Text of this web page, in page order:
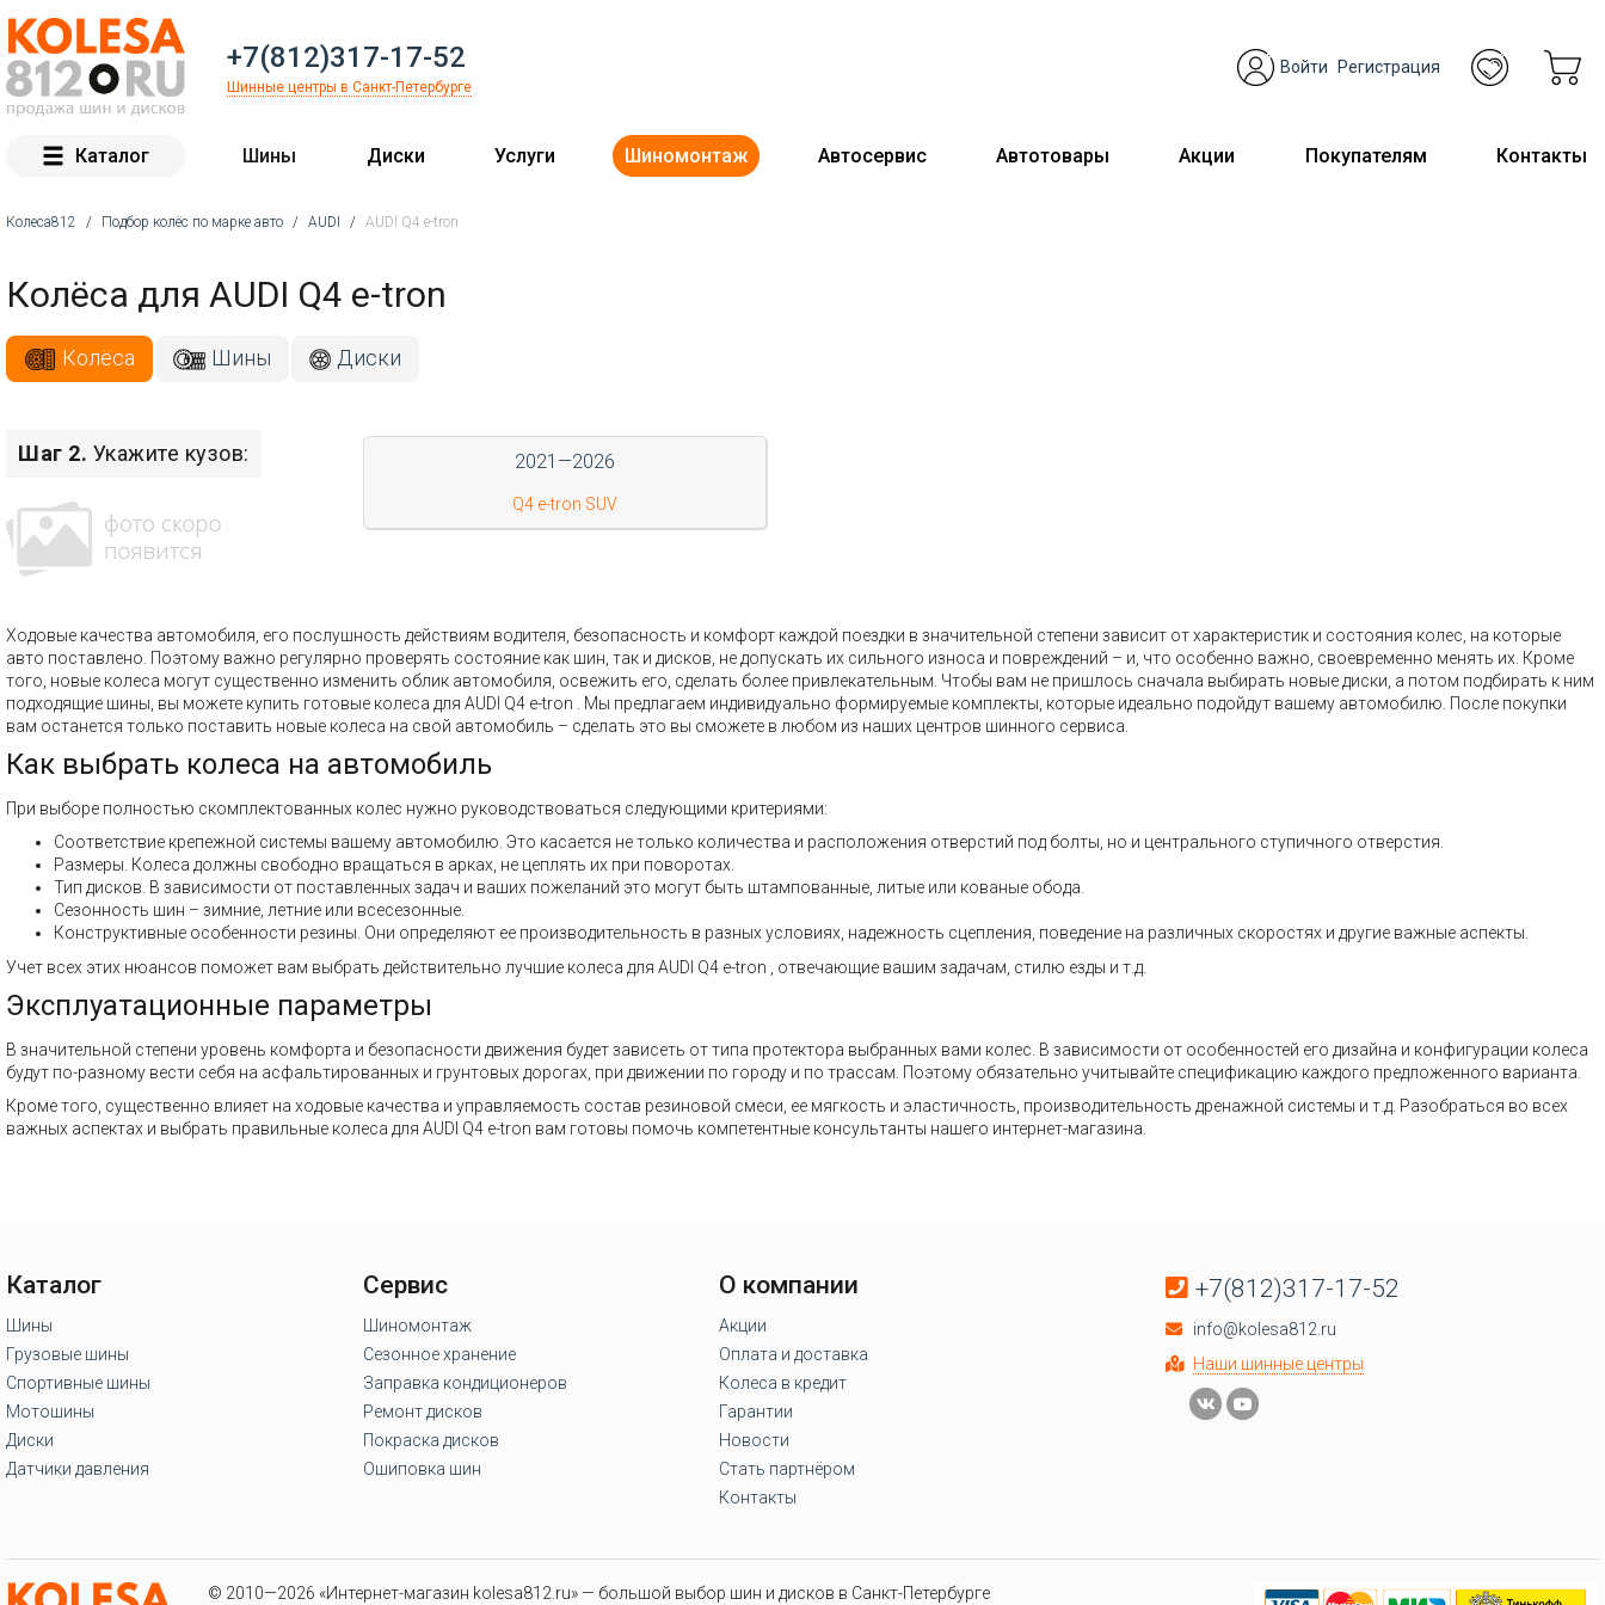
+7(812)317-17-52
Шинные центры в Санкт-Петербурге
Войти Регистрация
Каталог Шины Диски Услуги Шиномонтаж Автосервис Автотовары Акции Покупателям Контакты
Колеса812 / Подбор колёс по марке авто / AUDI / AUDI Q4 e-tron
Колёса для AUDI Q4 e-tron
Колёса Шины Диски
Шаг 2. Укажите кузов: 2021—2026
Q4 e-tron SUV
Ходовые качества автомобиля, его послушность действиям водителя, безопасность и комфорт каждой поездки в значительной степени зависит от характеристик и состояния колес, на которые
авто поставлено. Поэтому важно регулярно проверять состояние как шин, так и дисков, не допускать их сильного износа и повреждений – и, что особенно важно, своевременно менять их. Кроме
того, новые колеса могут существенно изменить облик автомобиля, освежить его, сделать более привлекательным. Чтобы вам не пришлось сначала выбирать новые диски, а потом подбирать к ним
подходящие шины, вы можете купить готовые колеса для AUDI Q4 e-tron . Мы предлагаем индивидуально формируемые комплекты, которые идеально подойдут вашему автомобилю. После покупки
вам останется только поставить новые колеса на свой автомобиль – сделать это вы сможете в любом из наших центров шинного сервиса.
Как выбрать колеса на автомобиль
При выборе полностью скомплектованных колес нужно руководствоваться следующими критериями:
Соответствие крепежной системы вашему автомобилю. Это касается не только количества и расположения отверстий под болты, но и центрального ступичного отверстия.
Размеры. Колеса должны свободно вращаться в арках, не цеплять их при поворотах.
Тип дисков. В зависимости от поставленных задач и ваших пожеланий это могут быть штампованные, литые или кованые обода.
Сезонность шин – зимние, летние или всесезонные.
Конструктивные особенности резины. Они определяют ее производительность в разных условиях, надежность сцепления, поведение на различных скоростях и другие важные аспекты.
Учет всех этих нюансов поможет вам выбрать действительно лучшие колеса для AUDI Q4 e-tron , отвечающие вашим задачам, стилю езды и т.д.
Эксплуатационные параметры
В значительной степени уровень комфорта и безопасности движения будет зависеть от типа протектора выбранных вами колес. В зависимости от особенностей его дизайна и конфигурации колеса
будут по-разному вести себя на асфальтированных и грунтовых дорогах, при движении по городу и по трассам. Поэтому обязательно учитывайте спецификацию каждого предложенного варианта.
Кроме того, существенно влияет на ходовые качества и управляемость состав резиновой смеси, ее мягкость и эластичность, производительность дренажной системы и т.д. Разобраться во всех
важных аспектах и выбрать правильные колеса для AUDI Q4 e-tron вам готовы помочь компетентные консультанты нашего интернет-магазина.
Каталог
Шины
Грузовые шины
Спортивные шины
Мотошины
Диски
Датчики давления
Сервис
Шиномонтаж
Сезонное хранение
Заправка кондиционеров
Ремонт дисков
Покраска дисков
Ошиповка шин
О компании
Акции
Оплата и доставка
Колеса в кредит
Гарантии
Новости
Стать партнёром
Контакты
+7(812)317-17-52
info@kolesa812.ru
Наши шинные центры
© 2010—2026 «Интернет-магазин kolesa812.ru» — большой выбор шин и дисков в Санкт-Петербурге